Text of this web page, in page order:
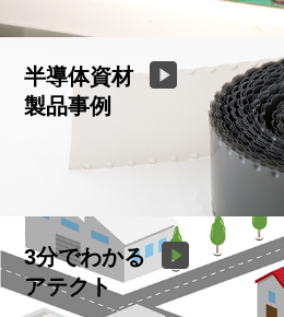
半導体資材
製品事例
3分でわかる
アテクト